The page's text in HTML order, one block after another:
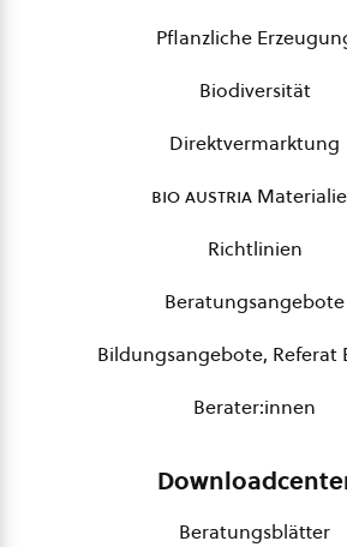
Pflanzliche
Biodiversität
Direktvermarktung
bio austria
Richtlinien
Beratungsangebote
Bildungsangebote, Referat
Berater:innen
Beratungsblätter